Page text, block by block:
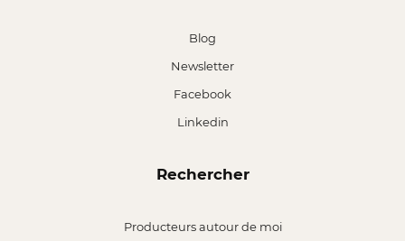
Blog
Newsletter
Facebook
Linkedin
Rechercher
Producteurs autour de moi